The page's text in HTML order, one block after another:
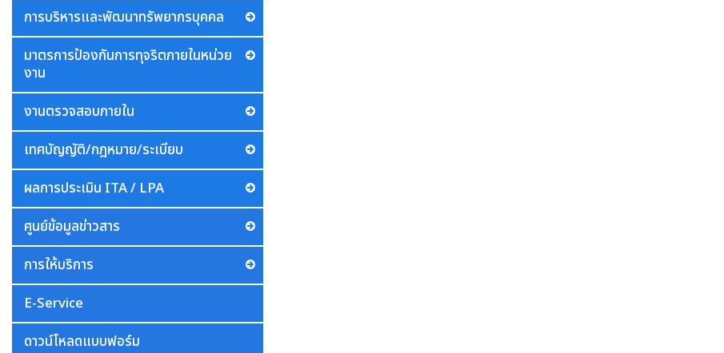
การบริหารและพัฒนาทรัพยากรบุคคล
มาตรการป้องกันการทุจริตภายในหน่วย
งาน
งานตรวจสอบภายใน
เทศบัญญัติ/กฎหมาย/ระเบียบ
ผลการประเมิน ITA / LPA
ศูนย์ข้อมูลข่าวสาร
การให้บริการ
E-Service
ดาวน์โหลดแบบฟอร์ม